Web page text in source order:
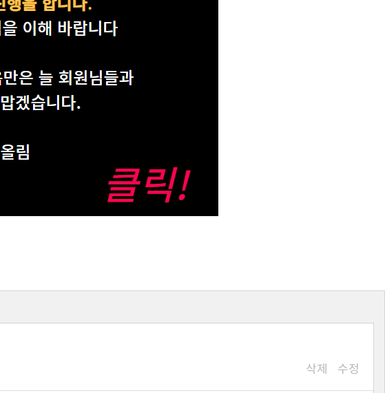
삭제 수정